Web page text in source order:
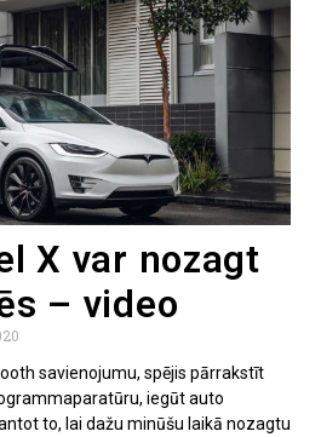
X var nozagt
– video
savienojumu, spējis pārrakstīt
iegūt auto
to, lai dažu minūšu laikā nozagtu